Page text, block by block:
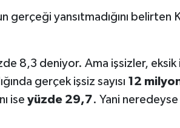
gerçeği yansıtmadığını belirten
8,3 deniyor. Ama işsizler,
gerçek işsiz sayısı 12
ise yüzde 29,7. Yani neredeyse